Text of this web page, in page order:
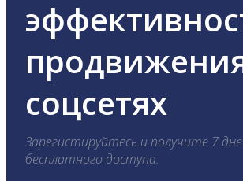
соцсетях
Зарегистируйтесь и получите 7
бесплатного доступа.